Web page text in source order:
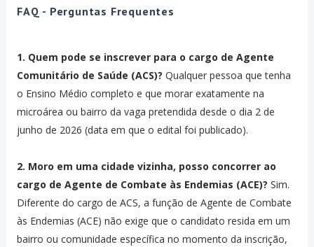
FAQ - Perguntas Frequentes
1. Quem pode se inscrever para o cargo de Agente
Comunitário de Saúde (ACS)? Qualquer pessoa que tenha
o Ensino Médio completo e que morar exatamente na
microárea ou bairro da vaga pretendida desde o dia 2 de
junho de 2026 (data em que o edital foi publicado).
2. Moro em uma cidade vizinha, posso concorrer ao
cargo de Agente de Combate às Endemias (ACE)? Sim.
Diferente do cargo de ACS, a função de Agente de Combate
às Endemias (ACE) não exige que o candidato resida em um
bairro ou comunidade específica no momento da inscrição,